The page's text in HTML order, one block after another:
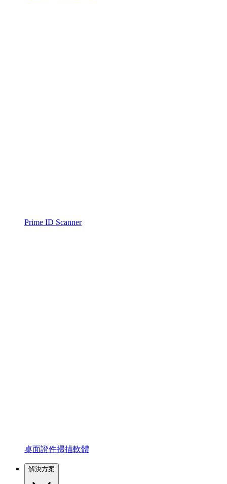
Prime ID Scanner
桌面證件掃描軟體
解決方案